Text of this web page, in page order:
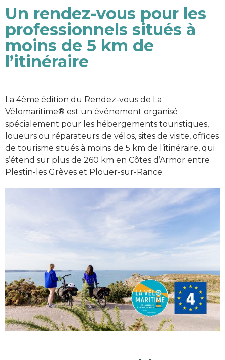
Un rendez-vous pour les
professionnels situés à
moins de 5 km de
l’itinéraire
La 4ème édition du Rendez-vous de La
Vélomaritime® est un événement organisé
spécialement pour les hébergements touristiques,
loueurs ou réparateurs de vélos, sites de visite, offices
de tourisme situés à moins de 5 km de l’itinéraire, qui
s’étend sur plus de 260 km en Côtes d’Armor entre
Plestin-les Grèves et Plouër-sur-Rance.